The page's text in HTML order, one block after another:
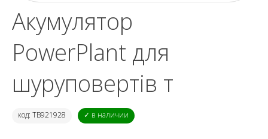
Акумулятор
PowerPlant для
шуруповертів т
код: TB921928 ✓ в наличии